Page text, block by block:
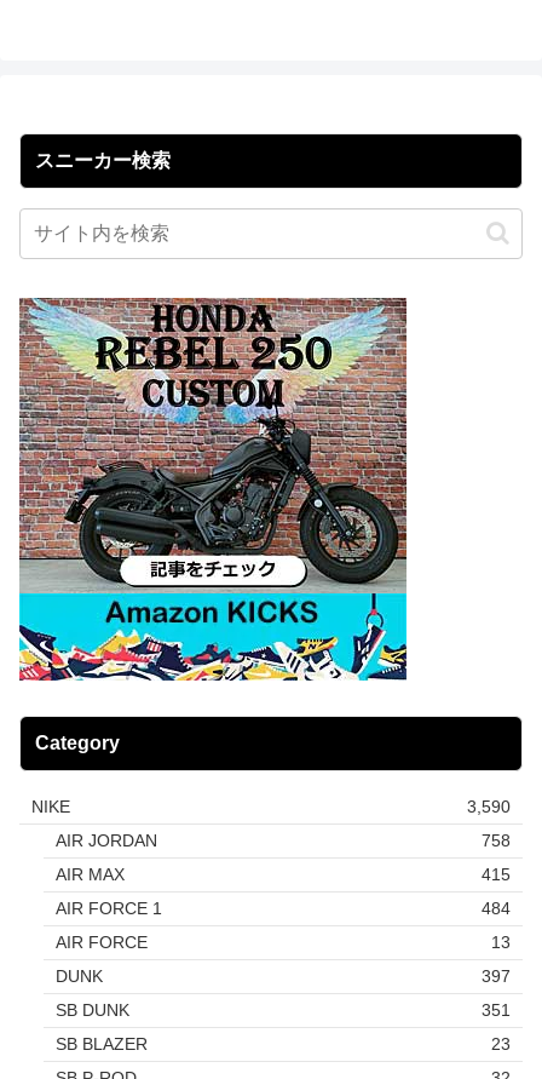
スニーカー検索
Category
NIKE
3,590
AIR JORDAN
758
AIR MAX
415
AIR FORCE 1
484
AIR FORCE
13
DUNK
397
SB DUNK
351
SB BLAZER
23